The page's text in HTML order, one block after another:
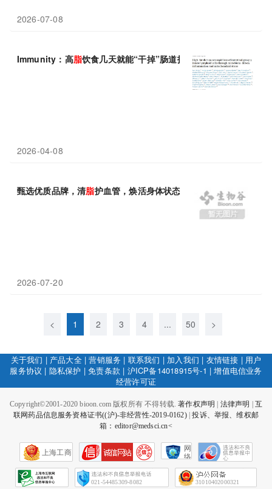
2026-07-08
Immunity：高脂饮食几天就能“干掉”肠道护卫军？科学家发现关
2026-04-08
甄选优质品牌，清脂护血管，焕活身体状态
2026-07-20
< 1 2 3 4 ... 50 >
关于我们 | 产品大全|营销服务 | 联系我们 | 加入我们 | 友情链接 | 用户
服务协议 | 隐私保护 |免责条款 | 沪ICP备14018915号-1 |增值电信业务
经营许可证
Copyright©2001-2020 bioon.com 版权所有 不得转载.著作权声明 法律声明
互
联网药品信息服务资格证书((沪)-非经营性-2019-0162)|投诉、举报、维权邮
箱：editor@medsci.cn<
上海工商
网
络
会
征
021-54485309-8082 31010402000321